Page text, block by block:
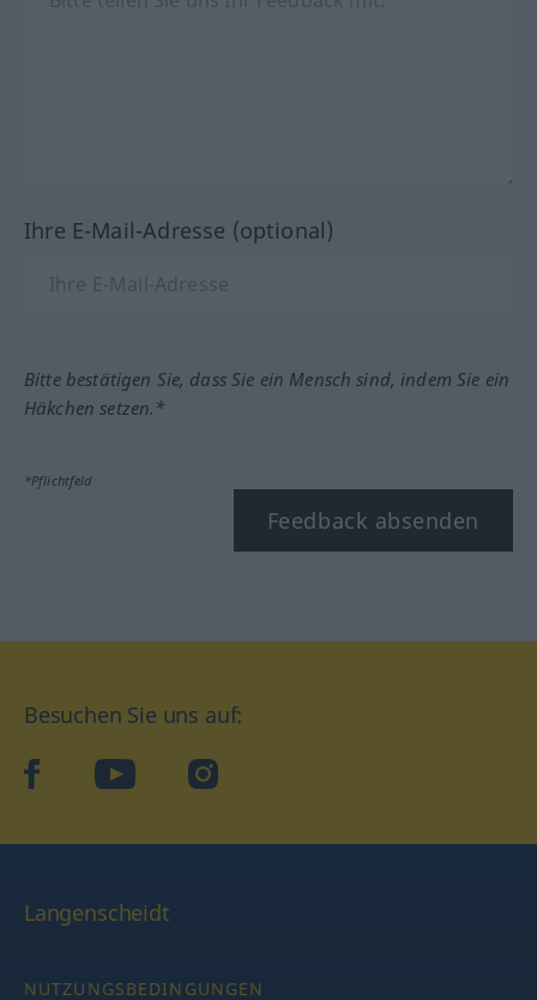
Ihre E-Mail-Adresse (optional)
Bitte bestätigen Sie, dass Sie ein Mensch sind, indem Sie ein
Häkchen setzen.*
*Pflichtfeld
Feedback absenden
Besuchen Sie uns auf:
facebookYouTube Instagram
Langenscheidt
NUTZUNGSBEDINGUNGEN